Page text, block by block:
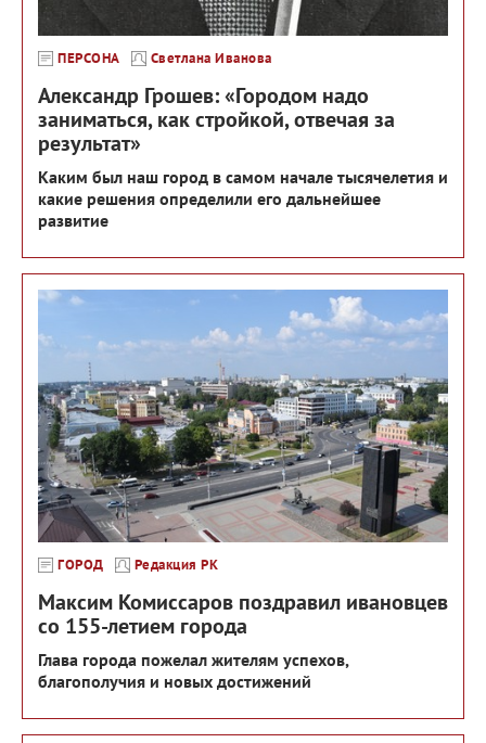
ПЕРСОНА Светлана Иванова
Александр Грошев: «Городом надо
заниматься, как стройкой, отвечая за
результат»
Каким был наш город в самом начале тысячелетия и
какие решения определили его дальнейшее
развитие
ГОРОД Редакция РК
Максим Комиссаров поздравил ивановцев
со 155-летием города
Глава города пожелал жителям успехов,
благополучия и новых достижений